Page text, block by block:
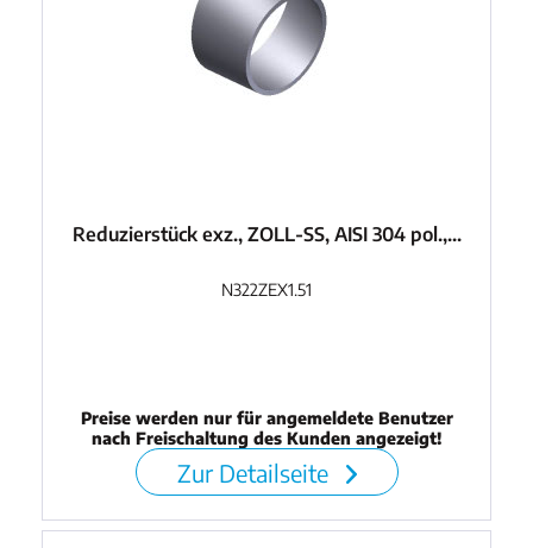
Reduzierstück exz., ZOLL-SS, AISI 304 pol.,...
N322ZEX1.51
Preise werden nur für angemeldete Benutzer
nach Freischaltung des Kunden angezeigt!
Zur Detailseite